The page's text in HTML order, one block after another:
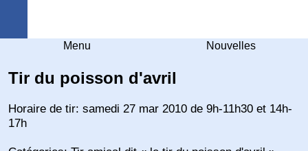
Menu Nouvelles
Tir du poisson d'avril
Horaire de tir: samedi 27 mar 2010 de 9h-11h30 et 14h-
17h